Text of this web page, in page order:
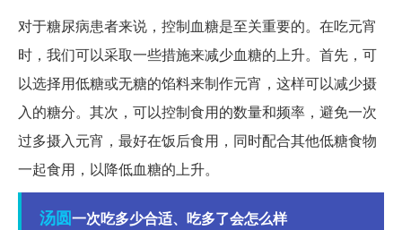
对于糖尿病患者来说，控制血糖是至关重要的。在吃元宵
时，我们可以采取一些措施来减少血糖的上升。首先，可
以选择用低糖或无糖的馅料来制作元宵，这样可以减少摄
入的糖分。其次，可以控制食用的数量和频率，避免一次
过多摄入元宵，最好在饭后食用，同时配合其他低糖食物
一起食用，以降低血糖的上升。
汤圆一次吃多少合适、吃多了会怎么样